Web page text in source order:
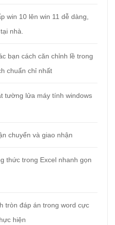
win 10 lên win 11 dễ dàng,
nhà.
bạn cách căn chỉnh lề trong
chuẩn chỉ nhất
tường lửa máy tính windows
chuyển và giao nhận
thức trong Excel nhanh gọn
tròn đáp án trong word cực
hiện